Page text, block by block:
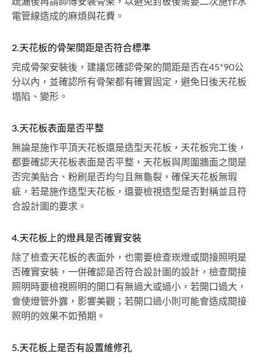
疏漏後再請師傅安裝骨架，以避免封板後需要二次施作水
電管線造成的麻煩與花費。
2.天花板的骨架間距是否符合標準
完成骨架安裝後，建議您確認骨架的間距是否在45*90公
分以內，並確認所有骨架都有確實固定，避免日後天花板
塌陷、變形。
3.天花板表面是否平整
無論是施作平頂天花板還是造型天花板，天花板完工後，
都要確認天花板表面是否平整，天花板與周圍牆面之間是
否完美貼合、粉刷是否均勻且無龜裂，確保天花板無瑕
疵，若是施作造型天花板，還要檢視造型是否對稱並且符
合設計圖的要求。
4.天花板上的燈具是否確實安裝
除了檢查天花板的表面外，也需要檢查崁燈或間接照明是
否確實安裝，一併確認是否符合設計圖的設計，檢查間接
照明時要檢視照明的開口有無過大或過小，若開口過大，
會使燈管外露，影響美觀；若開口過小則可能會造成間接
照明的效果不如預期。
5.天花板上是否有設置維修孔